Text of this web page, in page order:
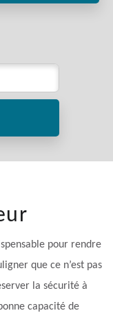
pour rendre
que ce n’est pas
la sécurité à
capacité de